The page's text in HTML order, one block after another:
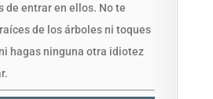
de entrar en ellos. No te
de los árboles ni toques
hagas ninguna otra idiotez